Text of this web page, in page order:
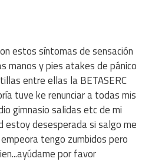
estos síntomas de sensación
manos y pies atakes de pánico
entre ellas la BETASERC
tuve ke renunciar a todas mis
gimnasio salidas etc de mi
estoy desesperada si salgo me
tengo zumbidos pero
por favor